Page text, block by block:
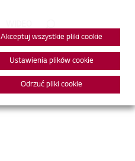
Akceptuj wszystkie pliki cookie
Ustawienia plików cookie
Odrzuć pliki cookie